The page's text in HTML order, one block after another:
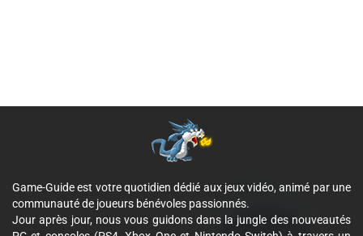
Game-Guide est votre quotidien dédié aux jeux vidéo, animé par une
communauté de joueurs bénévoles passionnés.
Jour après jour, nous vous guidons dans la jungle des nouveautés